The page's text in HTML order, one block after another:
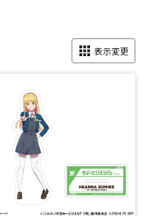
表示変更